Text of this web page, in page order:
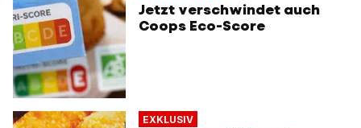
Jetzt verschwindet auch
Coops Eco-Score
EXKLUSIV